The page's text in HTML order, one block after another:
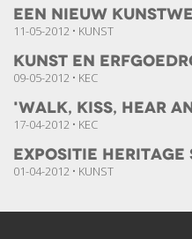
Een nieuw
11-05-2012 • KUNST
Kunst en
09-05-2012 • KEC
'Walk, Kiss, Hear
17-04-2012 • KEC
Expositie Heritage
01-04-2012 • KUNST